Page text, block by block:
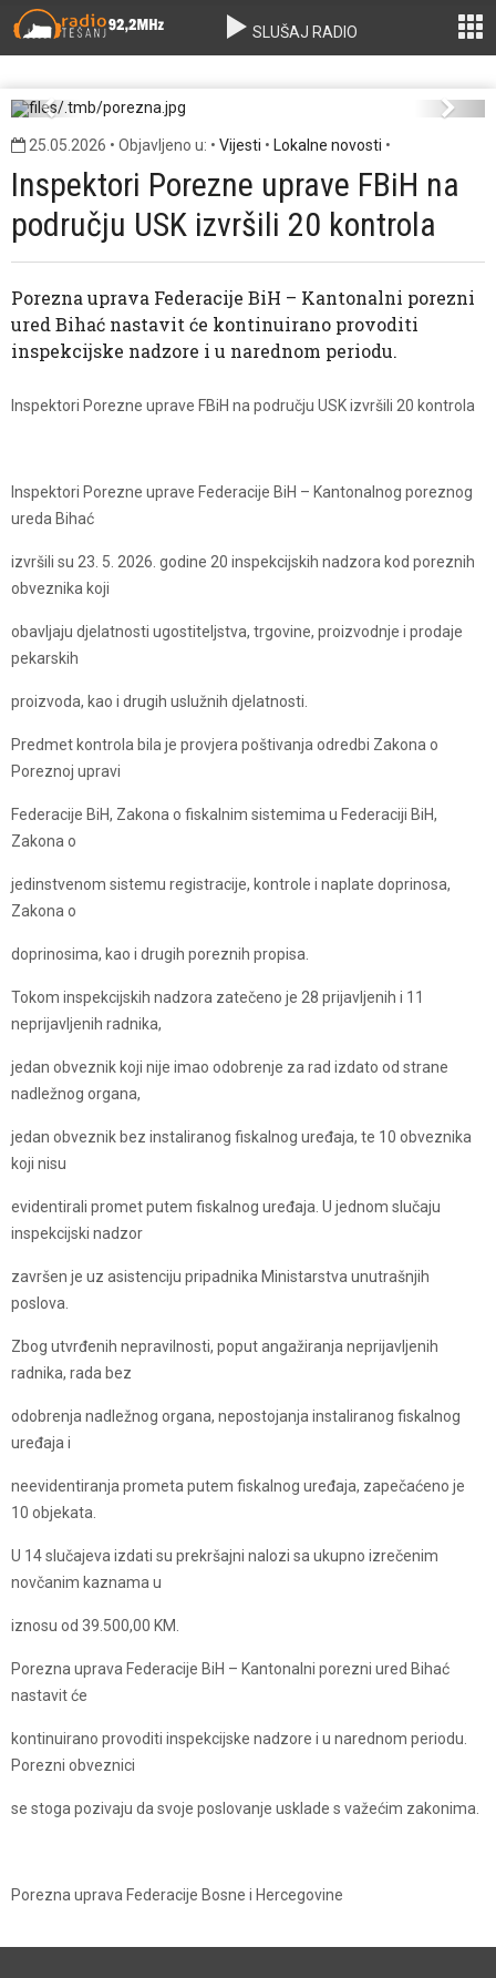
SLUŠAJ RADIO
Previous Next
25.05.2026 • Objavljeno u: • Vijesti • Lokalne novosti •
Inspektori Porezne uprave FBiH na
području USK izvršili 20 kontrola
Porezna uprava Federacije BiH – Kantonalni porezni
ured Bihać nastavit će kontinuirano provoditi
inspekcijske nadzore i u narednom periodu.
Inspektori Porezne uprave FBiH na području USK izvršili 20 kontrola
Inspektori Porezne uprave Federacije BiH – Kantonalnog poreznog
ureda Bihać
izvršili su 23. 5. 2026. godine 20 inspekcijskih nadzora kod poreznih
obveznika koji
obavljaju djelatnosti ugostiteljstva, trgovine, proizvodnje i prodaje
pekarskih
proizvoda, kao i drugih uslužnih djelatnosti.
Predmet kontrola bila je provjera poštivanja odredbi Zakona o
Poreznoj upravi
Federacije BiH, Zakona o fiskalnim sistemima u Federaciji BiH,
Zakona o
jedinstvenom sistemu registracije, kontrole i naplate doprinosa,
Zakona o
doprinosima, kao i drugih poreznih propisa.
Tokom inspekcijskih nadzora zatečeno je 28 prijavljenih i 11
neprijavljenih radnika,
jedan obveznik koji nije imao odobrenje za rad izdato od strane
nadležnog organa,
jedan obveznik bez instaliranog fiskalnog uređaja, te 10 obveznika
koji nisu
evidentirali promet putem fiskalnog uređaja. U jednom slučaju
inspekcijski nadzor
završen je uz asistenciju pripadnika Ministarstva unutrašnjih
poslova.
Zbog utvrđenih nepravilnosti, poput angažiranja neprijavljenih
radnika, rada bez
odobrenja nadležnog organa, nepostojanja instaliranog fiskalnog
uređaja i
neevidentiranja prometa putem fiskalnog uređaja, zapečaćeno je
10 objekata.
U 14 slučajeva izdati su prekršajni nalozi sa ukupno izrečenim
novčanim kaznama u
iznosu od 39.500,00 KM.
Porezna uprava Federacije BiH – Kantonalni porezni ured Bihać
nastavit će
kontinuirano provoditi inspekcijske nadzore i u narednom periodu.
Porezni obveznici
se stoga pozivaju da svoje poslovanje usklade s važećim zakonima.
Porezna uprava Federacije Bosne i Hercegovine